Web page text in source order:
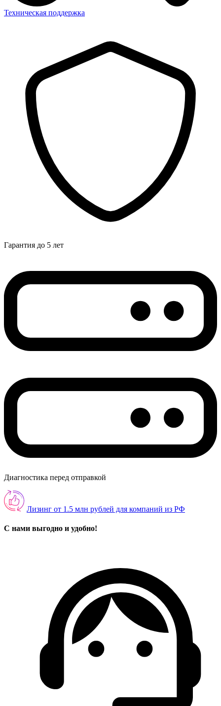
Техническая поддержка
Гарантия до 5 лет
Диагностика перед отправкой
Лизинг от 1.5 млн рублей для компаний из РФ
С нами выгодно и удобно!